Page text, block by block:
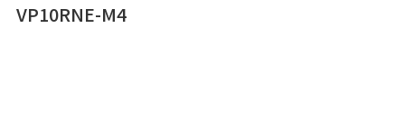
VP10RNE-M4